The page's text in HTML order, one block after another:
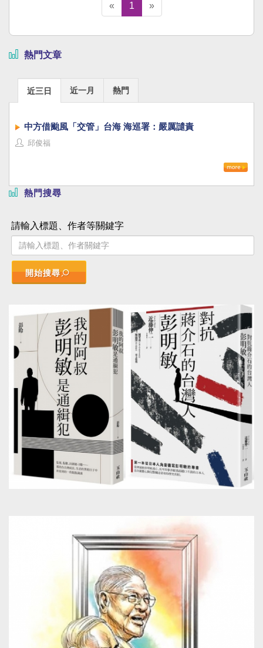
« 1 »
熱門文章
近三日 近一月 熱門
中方借颱風「交管」台海 海巡署：嚴厲譴責
邱俊福
熱門搜尋
請輸入標題、作者等關鍵字
開始搜尋